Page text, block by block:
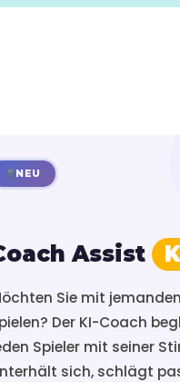
NEU
Assist
Sie mit
Der KI-Coach
Spieler mit seiner
sich, schlägt